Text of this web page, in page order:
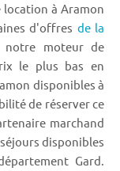
à Aramon
d'offres de la
notre moteur de
le plus bas en
disponibles à
de réserver ce
marchand
disponibles
Gard.